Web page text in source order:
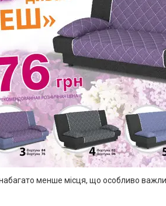
менше місця, що особливо